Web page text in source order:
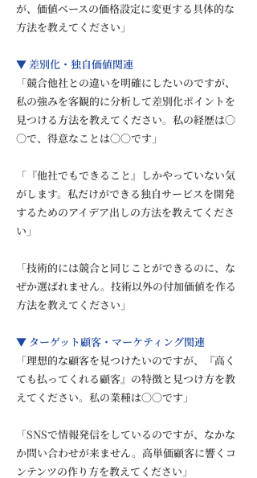
が、価値ベースの価格設定に変更する具体的な
方法を教えてください」
▼ 差別化・独自価値関連
「競合他社との違いを明確にしたいのですが、
私の強みを客観的に分析して差別化ポイントを
見つける方法を教えてください。私の経歴は〇
〇で、得意なことは〇〇です」
「『他社でもできること』しかやっていない気
がします。私だけができる独自サービスを開発
するためのアイデア出しの方法を教えてくださ
い」
「技術的には競合と同じことができるのに、な
ぜか選ばれません。技術以外の付加価値を作る
方法を教えてください」
▼ ターゲット顧客・マーケティング関連
「理想的な顧客を見つけたいのですが、『高く
ても払ってくれる顧客』の特徴と見つけ方を教
えてください。私の業種は〇〇です」
「SNSで情報発信をしているのですが、なかな
か問い合わせが来ません。高単価顧客に響くコ
ンテンツの作り方を教えてください」